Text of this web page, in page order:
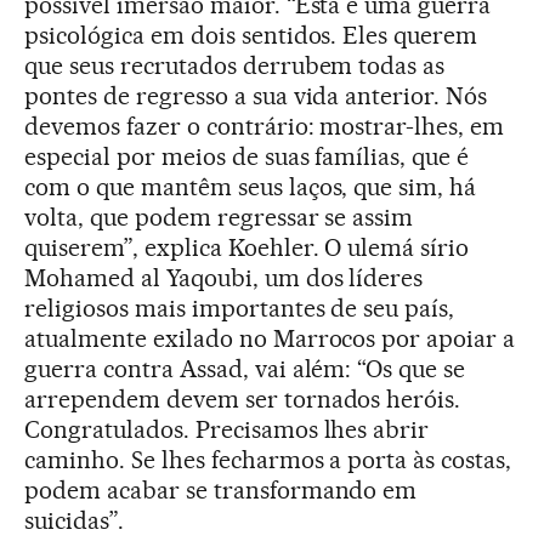
psicológica em dois sentidos. Eles querem
que seus recrutados derrubem todas as
pontes de regresso a sua vida anterior. Nós
devemos fazer o contrário: mostrar-lhes, em
especial por meios de suas famílias, que é
com o que mantêm seus laços, que sim, há
volta, que podem regressar se assim
quiserem”, explica Koehler. O ulemá sírio
Mohamed al Yaqoubi, um dos líderes
religiosos mais importantes de seu país,
atualmente exilado no Marrocos por apoiar a
guerra contra Assad, vai além: “Os que se
arrependem devem ser tornados heróis.
Congratulados. Precisamos lhes abrir
caminho. Se lhes fecharmos a porta às costas,
podem acabar se transformando em
suicidas”.